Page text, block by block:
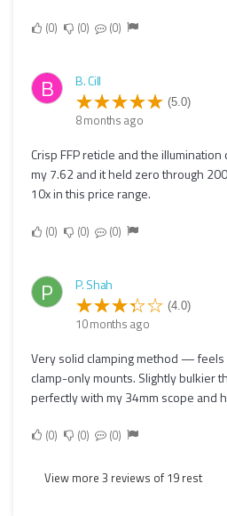
0 0 0
B B. Cill
(5.0)
8 months ago
Crisp FFP reticle and the
my 7.62 and it held zero through
10x in this price range.
0 0 0
P P. Shah
(4.0)
10 months ago
Very solid clamping method — feels
clamp-only mounts. Slightly bulkier
perfectly with my 34mm scope and
0 0 0
View more 3 reviews of 19 rest